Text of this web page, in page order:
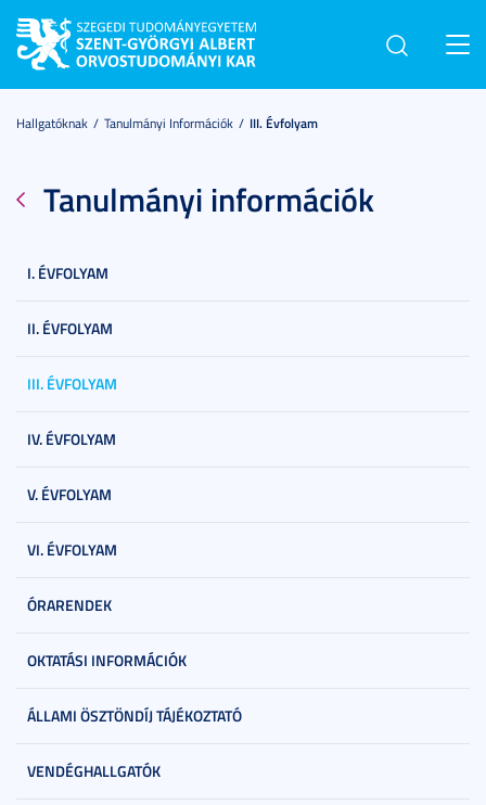
Hallgatóknak Tanulmányi Információk III. Évfolyam
Tanulmányi információk
I. ÉVFOLYAM
II. ÉVFOLYAM
III. ÉVFOLYAM
IV. ÉVFOLYAM
V. ÉVFOLYAM
VI. ÉVFOLYAM
ÓRARENDEK
OKTATÁSI INFORMÁCIÓK
ÁLLAMI ÖSZTÖNDÍJ TÁJÉKOZTATÓ
VENDÉGHALLGATÓK